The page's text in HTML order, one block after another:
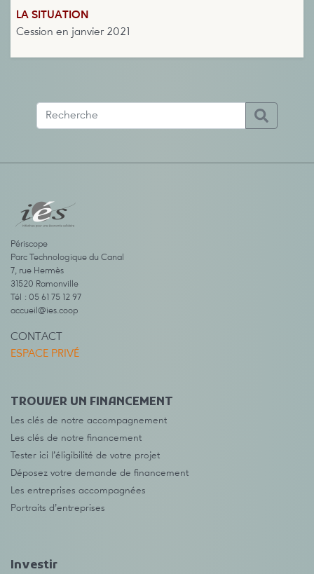
LA SITUATION
Cession en janvier 2021
Périscope
Parc Technologique du Canal
7, rue Hermès
31520 Ramonville
Tél : 05 61 75 12 97
accueil@ies.coop
CONTACT
ESPACE PRIVÉ
TROUVER UN FINANCEMENT
Les clés de notre accompagnement
Les clés de notre financement
Tester ici l’éligibilité de votre projet
Déposez votre demande de financement
Les entreprises accompagnées
Portraits d’entreprises
Investir